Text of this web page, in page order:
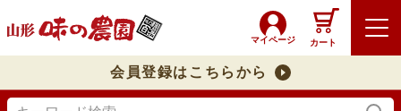
マイページ カート
会員登録はこちらから